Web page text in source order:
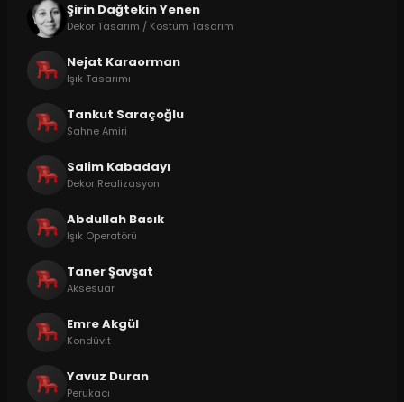
Şirin Dağtekin Yenen
Dekor Tasarım / Kostüm Tasarım
Nejat Karaorman
Işık Tasarımı
Tankut Saraçoğlu
Sahne Amiri
Salim Kabadayı
Dekor Realizasyon
Abdullah Basık
Işık Operatörü
Taner Şavşat
Aksesuar
Emre Akgül
Kondüvit
Yavuz Duran
Perukacı